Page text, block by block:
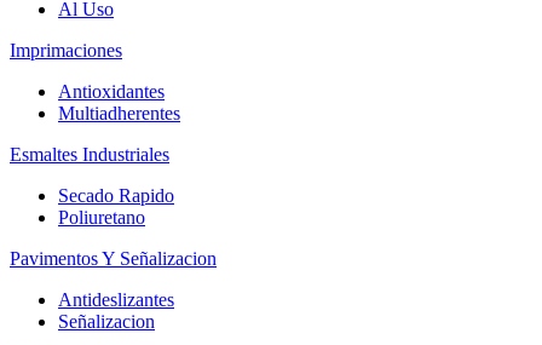
Al Uso
Imprimaciones
Antioxidantes
Multiadherentes
Esmaltes Industriales
Secado Rapido
Poliuretano
Pavimentos Y Señalizacion
Antideslizantes
Señalizacion